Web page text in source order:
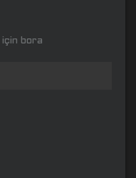
için bora